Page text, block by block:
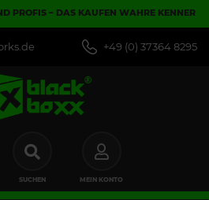
PROFIS – DAS KAUFEN WAHRE KENNER
+49 (0) 37364 8295
SUCHEN MEIN KONTO